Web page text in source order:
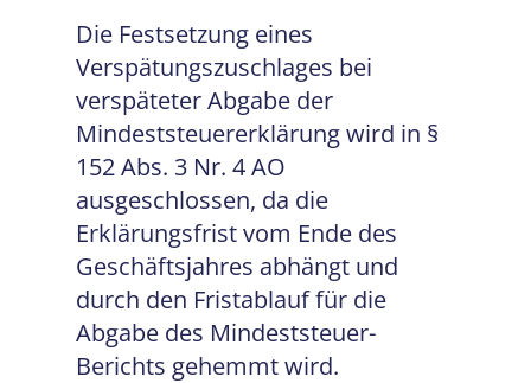
Die Festsetzung eines
Verspätungszuschlages bei
verspäteter Abgabe der
Mindeststeuererklärung wird in §
152 Abs. 3 Nr. 4 AO
ausgeschlossen, da die
Erklärungsfrist vom Ende des
Geschäftsjahres abhängt und
durch den Fristablauf für die
Abgabe des Mindeststeuer-
Berichts gehemmt wird.